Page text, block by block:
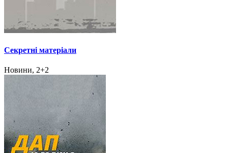
Секретні матеріали
Новини, 2+2